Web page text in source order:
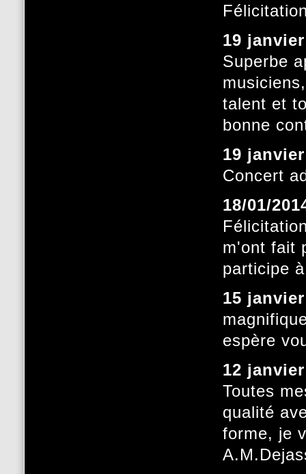
19
Superbe
talent et
bonne
19
Concert
18/01/
m'ont fait
participe
15
espère
12
Toutes
qualité
forme, je